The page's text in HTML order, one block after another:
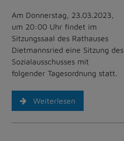
Am Donnerstag, 23.03.2023,
um 20:00 Uhr findet im
Sitzungssaal des Rathauses
Dietmannsried eine Sitzung des
Sozialausschusses mit
folgender Tagesordnung statt.
Weiterlesen